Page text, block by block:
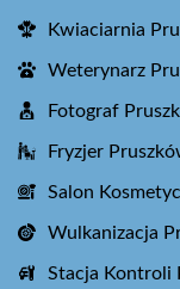
Kwiaciarnia
Weterynarz
Fotograf
Fryzjer
Salon
Wulkanizacja
Stacja Kontroli